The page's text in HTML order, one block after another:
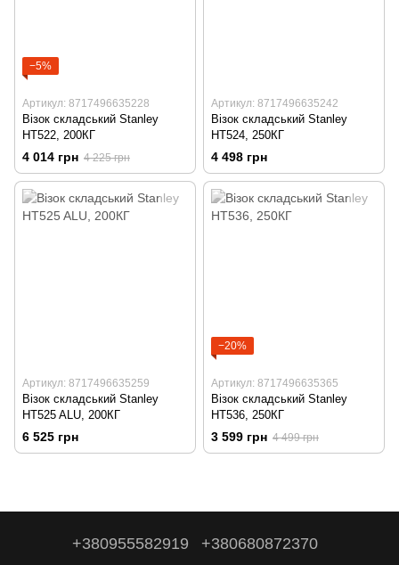
−5%
Артикул: 8717496635228
Візок складський Stanley
HT522, 200КГ
4 014 грн 4 225 грн
Артикул: 8717496635242
Візок складський Stanley
HT524, 250КГ
4 498 грн
Артикул: 8717496635259
Візок складський Stanley
HT525 ALU, 200КГ
6 525 грн
−20%
Артикул: 8717496635365
Візок складський Stanley
HT536, 250КГ
3 599 грн 4 499 грн
+380955582919 +380680872370